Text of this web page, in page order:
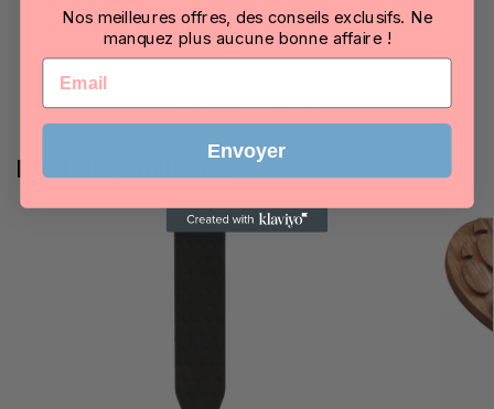
UGS : 54311_0
Catégories :
Marque : Correct Me
Produits similaires
Nos meilleures offres, des conseils exclusifs. Ne
manquez plus aucune bonne affaire !
Email
Envoyer